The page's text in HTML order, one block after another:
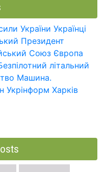
України Українці
Президент
Союз Європа
літальний
Машина.
Укрінформ Харків